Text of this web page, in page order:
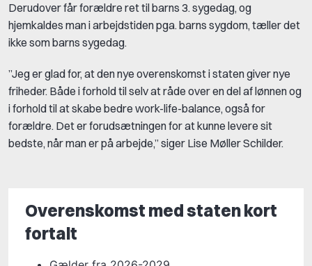
Derudover får forældre ret til barns 3. sygedag, og
hjemkaldes man i arbejdstiden pga. barns sygdom, tæller det
ikke som barns sygedag.
”Jeg er glad for, at den nye overenskomst i staten giver nye
friheder. Både i forhold til selv at råde over en del af lønnen og
i forhold til at skabe bedre work-life-balance, også for
forældre. Det er forudsætningen for at kunne levere sit
bedste, når man er på arbejde,” siger Lise Møller Schilder.
Overenskomst med staten kort
fortalt